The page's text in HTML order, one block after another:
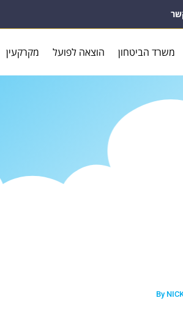
משרד הביטחון הוצאה לפועל מקרקעין
הסיפור
By